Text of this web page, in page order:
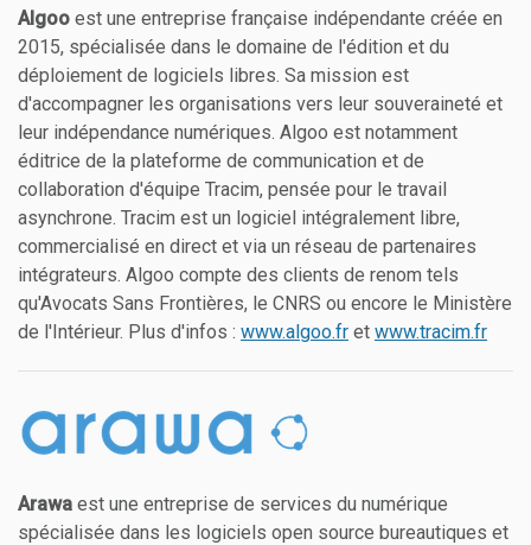
Algoo est une entreprise française indépendante créée en
2015, spécialisée dans le domaine de l'édition et du
déploiement de logiciels libres. Sa mission est
d'accompagner les organisations vers leur souveraineté et
leur indépendance numériques. Algoo est notamment
éditrice de la plateforme de communication et de
collaboration d'équipe Tracim, pensée pour le travail
asynchrone. Tracim est un logiciel intégralement libre,
commercialisé en direct et via un réseau de partenaires
intégrateurs. Algoo compte des clients de renom tels
qu'Avocats Sans Frontières, le CNRS ou encore le Ministère
de l'Intérieur. Plus d'infos : www.algoo.fr et www.tracim.fr
Arawa est une entreprise de services du numérique
spécialisée dans les logiciels open source bureautiques et